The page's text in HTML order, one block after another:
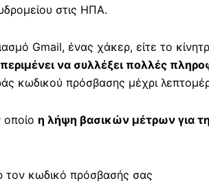
στις ΗΠΑ.
Gmail, ένας χάκερ, είτε το
περιμένει να συλλέξει πολλές
κωδικού πρόσβασης μέχρι
οποίο η λήψη βασικών μέτρων για
τον κωδικό πρόσβασής σας